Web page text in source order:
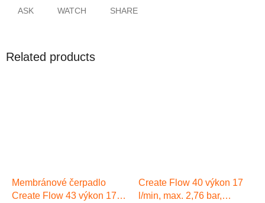
ASK WATCH SHARE
Related products
Membránové čerpadlo
Create Flow 43 výkon 17
Create Flow 40 výkon 17
l/min, max. 2,76 bar,